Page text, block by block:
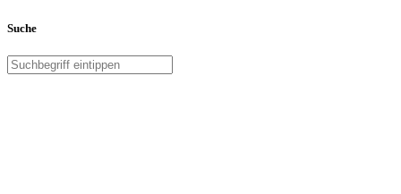
Suche